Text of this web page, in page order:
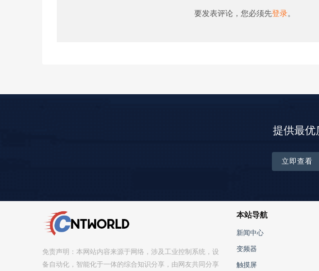
要发表评论，您必须先登录。
提供最优
立即查看
免责声明：本网站内容来源于网络，涉及工业控制系统，设
备自动化，智能化于一体的综合知识分享，由网友共同分享
本站导航
新闻中心
变频器
触摸屏